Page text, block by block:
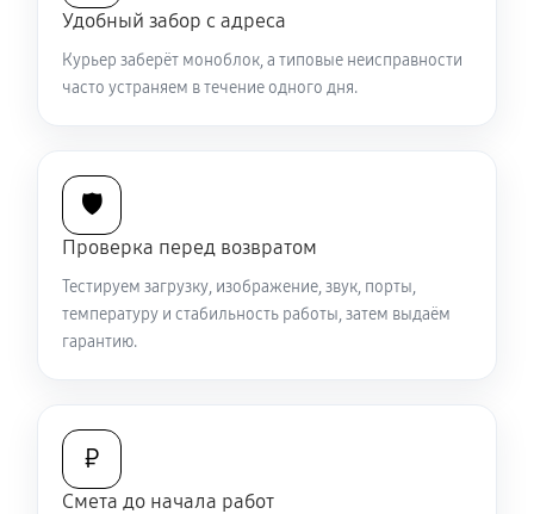
Удобный забор с адреса
Курьер заберёт моноблок, а типовые неисправности
часто устраняем в течение одного дня.
🛡️
Проверка перед возвратом
Тестируем загрузку, изображение, звук, порты,
температуру и стабильность работы, затем выдаём
гарантию.
₽
Смета до начала работ